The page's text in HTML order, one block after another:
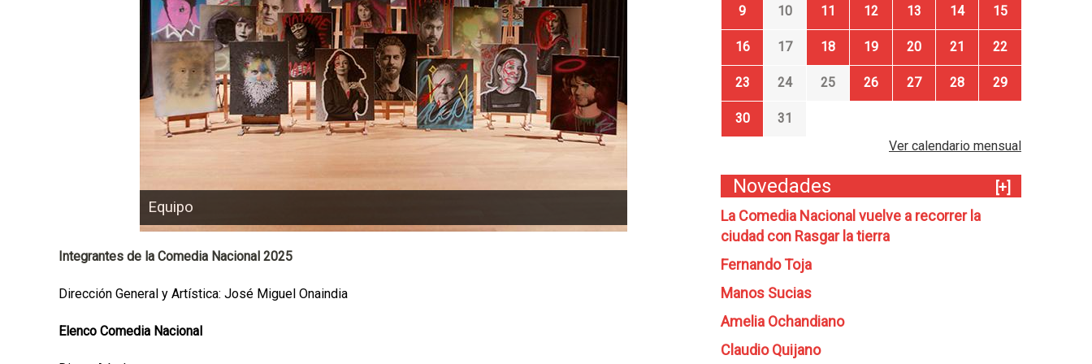
Equipo
Integrantes de la Comedia Nacional 2025
Dirección General y Artística: José Miguel Onaindia
Elenco Comedia Nacional
9 10 11 12 13 14 15
16 17 18 19 20 21 22
23 24 25 26 27 28 29
30
31
Ver calendario mensual
Novedades
[+]
La Comedia Nacional vuelve a recorrer la
ciudad con Rasgar la tierra
Fernando Toja
Manos Sucias
Amelia Ochandiano
Claudio Quijano